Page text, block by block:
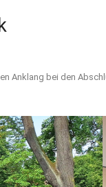
Anklang bei den